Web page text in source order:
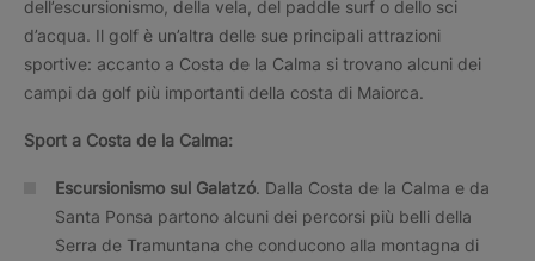
dell’escursionismo, della vela, del paddle surf o dello sci
d’acqua. Il golf è un’altra delle sue principali attrazioni
sportive: accanto a Costa de la Calma si trovano alcuni dei
campi da golf più importanti della costa di Maiorca.
Sport a Costa de la Calma:
Escursionismo sul Galatzó. Dalla Costa de la Calma e da
Santa Ponsa partono alcuni dei percorsi più belli della
Serra de Tramuntana che conducono alla montagna di